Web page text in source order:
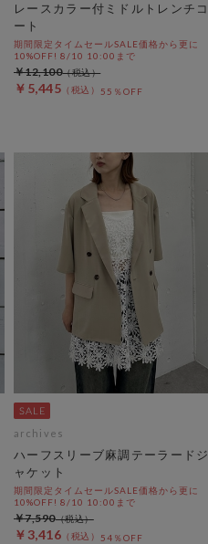
レースカラー付ミドルトレンチコ
ート
期間限定タイムセールSALE価格から更に
10%OFF! 8/10 10:00まで
￥5,445 55％OFF
￥12,100
archives
ハーフスリーブ麻調テーラードジ
ャケット
期間限定タイムセールSALE価格から更に
10%OFF! 8/10 10:00まで
￥3,416 54％OFF
￥7,590